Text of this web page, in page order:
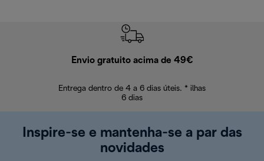
Envio gratuito acima de 49€
Entrega dentro de 4 a 6 dias úteis. * ilhas
6 dias
Inspire-se e mantenha-se a par das
novidades